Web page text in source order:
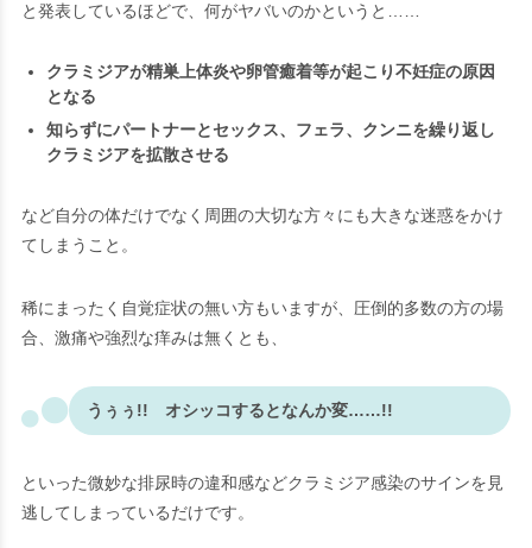
と発表しているほどで、何がヤバいのかというと……
クラミジアが精巣上体炎や卵管癒着等が起こり不妊症の原因
となる
知らずにパートナーとセックス、フェラ、クンニを繰り返し
クラミジアを拡散させる
など自分の体だけでなく周囲の大切な方々にも大きな迷惑をかけ
てしまうこと。
稀にまったく自覚症状の無い方もいますが、圧倒的多数の方の場
合、激痛や強烈な痒みは無くとも、
うぅぅ!! オシッコするとなんか変……!!
といった微妙な排尿時の違和感などクラミジア感染のサインを見
逃してしまっているだけです。